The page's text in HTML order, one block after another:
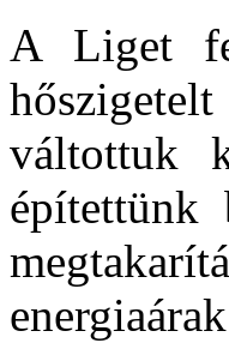
A Liget
váltottuk
építettünk